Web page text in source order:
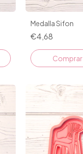
Medalla Sifon
€4,68
Comprar